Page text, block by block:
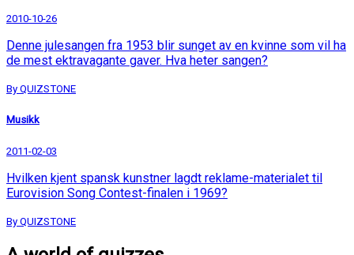
2010-10-26
Denne julesangen fra 1953 blir sunget av en kvinne som vil ha
de mest ektravagante gaver. Hva heter sangen?
By QUIZSTONE
Musikk
2011-02-03
Hvilken kjent spansk kunstner lagdt reklame-materialet til
Eurovision Song Contest-finalen i 1969?
By QUIZSTONE